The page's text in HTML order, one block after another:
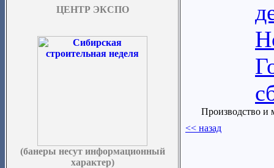
ЦЕНТР ЭКСПО
(банеры несут информационный
характер)
Производство и
<< назад